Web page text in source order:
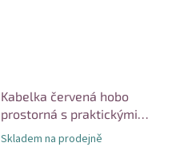
Kabelka červená hobo
prostorná s praktickými
kapsami
Skladem na prodejně